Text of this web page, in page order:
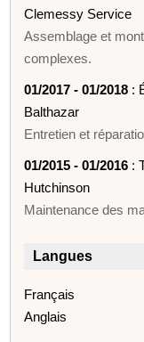
Clemessy Service
Assemblage et
complexes.
01/2017 - 01/2018 :
Balthazar
Entretien et
01/2015 - 01/2016 :
Hutchinson
Maintenance des
Langues
Français
Anglais